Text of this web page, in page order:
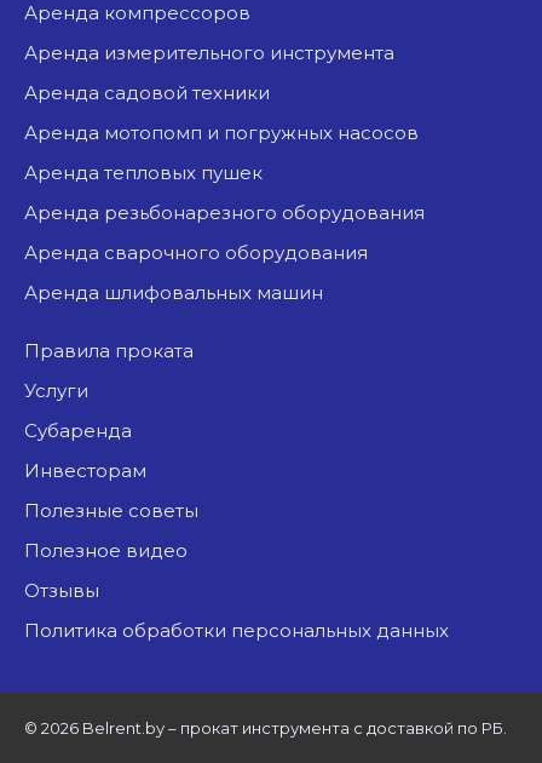
аренда компрессоров
аренда измерительного инструмента
аренда садовой техники
аренда мотопомп и погружных насосов
аренда тепловых пушек
аренда резьбонарезного оборудования
аренда сварочного оборудования
аренда шлифовальных машин
Правила проката
Услуги
Субаренда
Инвесторам
Полезные советы
Полезное видео
Отзывы
Политика обработки персональных данных
© 2026 Belrent.by – прокат инструмента с доставкой по РБ.